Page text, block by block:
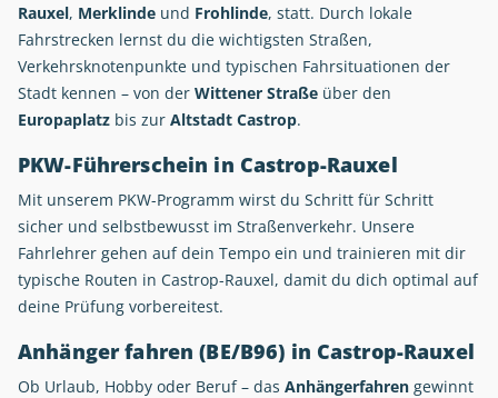
Rauxel, Merklinde und Frohlinde, statt. Durch lokale
Fahrstrecken lernst du die wichtigsten Straßen,
Verkehrsknotenpunkte und typischen Fahrsituationen der
Stadt kennen – von der Wittener Straße über den
Europaplatz bis zur Altstadt Castrop.
PKW-Führerschein in Castrop-Rauxel
Mit unserem PKW-Programm wirst du Schritt für Schritt
sicher und selbstbewusst im Straßenverkehr. Unsere
Fahrlehrer gehen auf dein Tempo ein und trainieren mit dir
typische Routen in Castrop-Rauxel, damit du dich optimal auf
deine Prüfung vorbereitest.
Anhänger fahren (BE/B96) in Castrop-Rauxel
Ob Urlaub, Hobby oder Beruf – das Anhängerfahren gewinnt